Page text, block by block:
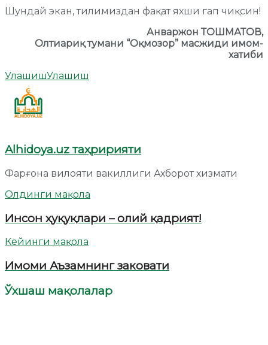
Шундай экан, тилимиздан фақат яхши гап чиқсин!
Анваржон ТОШМАТОВ,
Олтиариқ тумани “Оқмозор” масжиди имом-
хатиби
УлашишУлашиш
Alhidoya.uz таҳририяти
Фарғона вилояти вакиллиги Ахборот хизмати
Олдинги мақола
Инсон ҳуқуқлари – олий қадрият!
Кейинги мақола
Имоми Аъзамнинг заковати
Ўхшаш мақолалар